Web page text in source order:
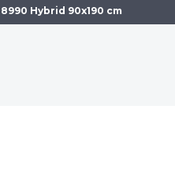
Hybrid 90x190 cm